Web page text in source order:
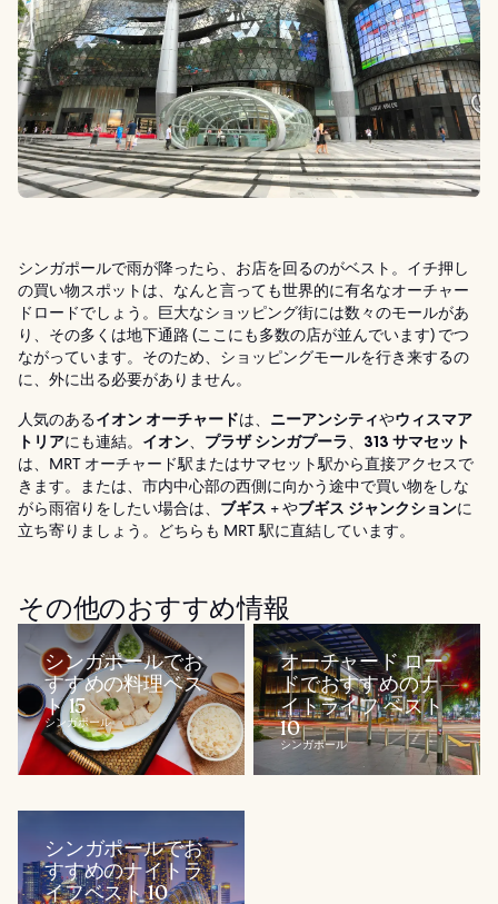
シンガポールで雨が降ったら、お店を回るのがベスト。イチ押し
の買い物スポットは、なんと言っても世界的に有名なオーチャー
ドロードでしょう。巨大なショッピング街には数々のモールがあ
り、その多くは地下通路 (ここにも多数の店が並んでいます) でつ
ながっています。そのため、ショッピングモールを行き来するの
に、外に出る必要がありません。
人気のあるイオン オーチャードは、 ニーアンシティやウィスマア
トリアにも連結。 イオン、 プラザ シンガプーラ、 313 サマセット
は、MRT オーチャード駅またはサマセット駅から直接アクセスで
きます。または、市内中心部の西側に向かう途中で買い物をしな
がら雨宿りをしたい場合は、 ブギス + やブギス ジャンクションに
立ち寄りましょう。どちらも MRT 駅に直結しています。
その他のおすすめ情報
シンガポールでお
すすめの料理ベス
ト 15
シンガポール
オーチャード ロー
ドでおすすめのナ
イトライフ ベスト
10
シンガポール
シンガポールでお
すすめのナイトラ
イフベスト 10